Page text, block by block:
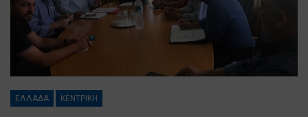
ΕΛΛΑΔΑ ΚΕΝΤΡΙΚΗ